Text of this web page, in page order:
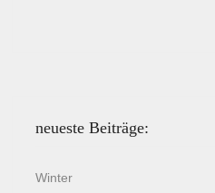
neueste Beiträge:
Winter